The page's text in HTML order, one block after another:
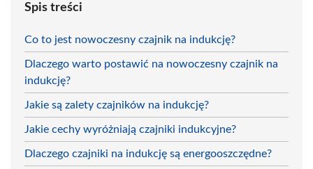
Spis treści
Co to jest nowoczesny czajnik na indukcję?
Dlaczego warto postawić na nowoczesny czajnik na
indukcję?
Jakie są zalety czajników na indukcję?
Jakie cechy wyróżniają czajniki indukcyjne?
Dlaczego czajniki na indukcję są energooszczędne?